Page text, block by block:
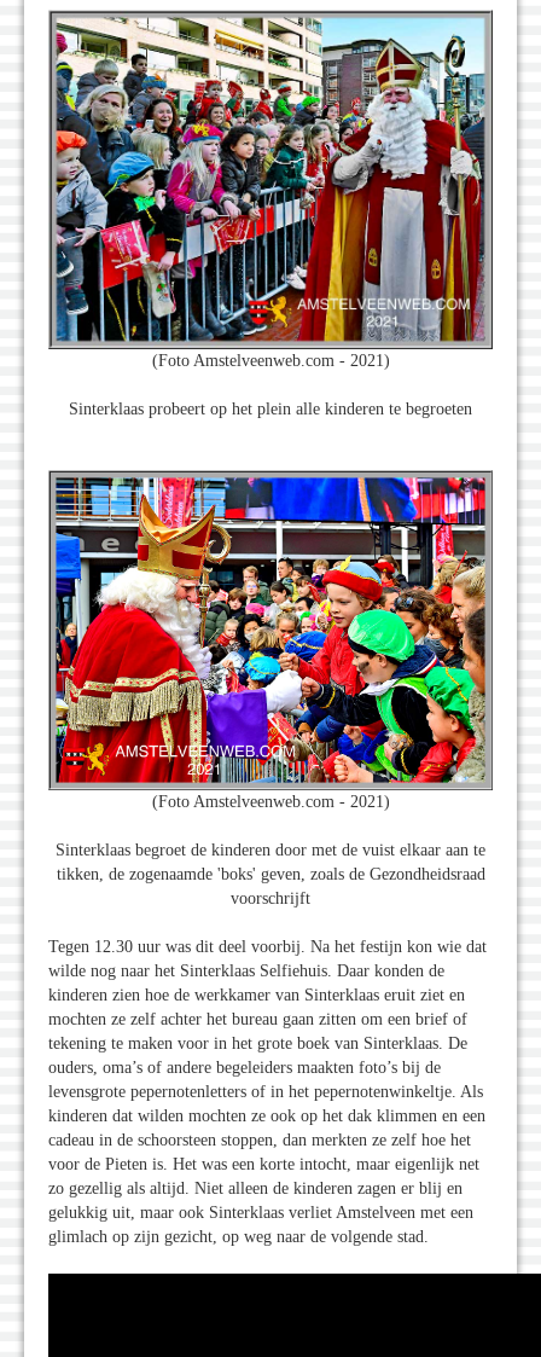
(Foto Amstelveenweb.com - 2021)
Sinterklaas probeert op het plein alle kinderen te begroeten
(Foto Amstelveenweb.com - 2021)
Sinterklaas begroet de kinderen door met de vuist elkaar aan te
tikken, de zogenaamde 'boks' geven, zoals de Gezondheidsraad
voorschrijft
Tegen 12.30 uur was dit deel voorbij. Na het festijn kon wie dat
wilde nog naar het Sinterklaas Selfiehuis. Daar konden de
kinderen zien hoe de werkkamer van Sinterklaas eruit ziet en
mochten ze zelf achter het bureau gaan zitten om een brief of
tekening te maken voor in het grote boek van Sinterklaas. De
ouders, oma’s of andere begeleiders maakten foto’s bij de
levensgrote pepernotenletters of in het pepernotenwinkeltje. Als
kinderen dat wilden mochten ze ook op het dak klimmen en een
cadeau in de schoorsteen stoppen, dan merkten ze zelf hoe het
voor de Pieten is. Het was een korte intocht, maar eigenlijk net
zo gezellig als altijd. Niet alleen de kinderen zagen er blij en
gelukkig uit, maar ook Sinterklaas verliet Amstelveen met een
glimlach op zijn gezicht, op weg naar de volgende stad.